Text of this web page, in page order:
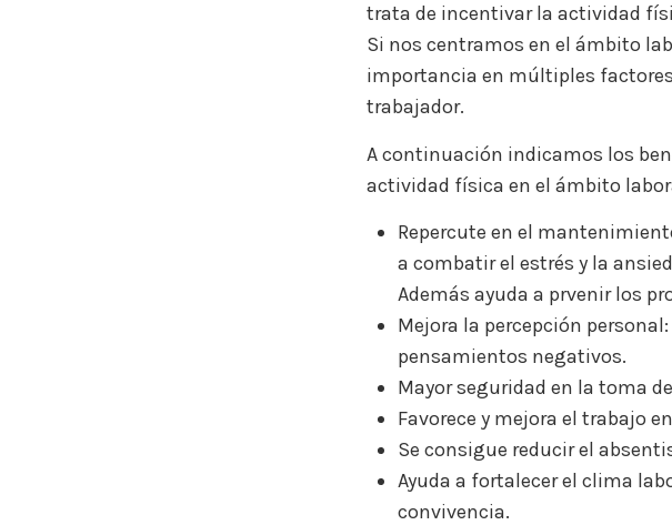
trata de incentivar la actividad
Si nos centramos en el ámbito
importancia en múltiples
trabajador.
A continuación indicamos los
actividad física en el ámbito
Repercute en el
a combatir el estrés y la
Además ayuda a prvenir los
Mejora la percepción
pensamientos negativos.
Mayor seguridad en la toma
Favorece y mejora el trabajo
Se consigue reducir el
Ayuda a fortalecer el clima
convivencia.